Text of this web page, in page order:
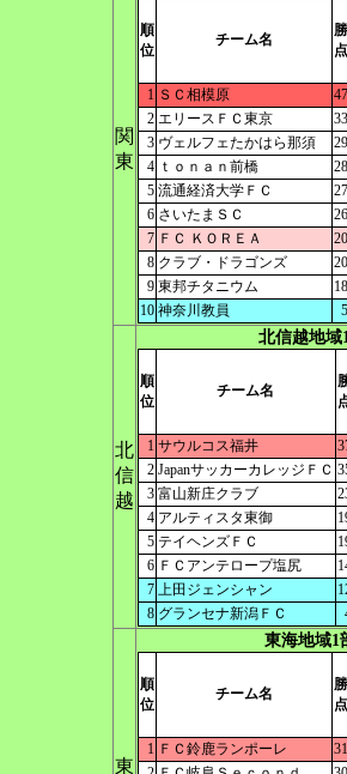
関
東
順
位
チーム名
勝
点
1 ＳＣ相模原 47
2 エリースＦＣ東京 33
3 ヴェルフェたかはら那須 29
4 ｔｏｎａｎ前橋 28
5 流通経済大学ＦＣ 27
6 さいたまＳＣ 26
7 ＦＣ ＫＯＲＥＡ 20
8 クラブ・ドラゴンズ 20
9 東邦チタニウム 18
10 神奈川教員 5
北
信
越
北信越地域
順
位
チーム名
1 サウルコス福井
2 JapanサッカーカレッジＦＣ
3 富山新庄クラブ
4 アルティスタ東御
5 テイヘンズＦＣ
6 ＦＣアンテロープ塩尻
7 上田ジェンシャン
8 グランセナ新潟ＦＣ
東
東海地域1
順
位
チーム名
勝
点
1 ＦＣ鈴鹿ランポーレ 31